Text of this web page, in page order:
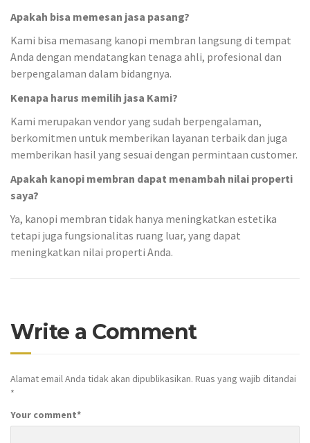
Apakah bisa memesan jasa pasang?
Kami bisa memasang kanopi membran langsung di tempat
Anda dengan mendatangkan tenaga ahli, profesional dan
berpengalaman dalam bidangnya.
Kenapa harus memilih jasa Kami?
Kami merupakan vendor yang sudah berpengalaman,
berkomitmen untuk memberikan layanan terbaik dan juga
memberikan hasil yang sesuai dengan permintaan customer.
Apakah kanopi membran dapat menambah nilai properti
saya?
Ya, kanopi membran tidak hanya meningkatkan estetika
tetapi juga fungsionalitas ruang luar, yang dapat
meningkatkan nilai properti Anda.
Write a Comment
Alamat email Anda tidak akan dipublikasikan. Ruas yang wajib ditandai
*
Your comment*